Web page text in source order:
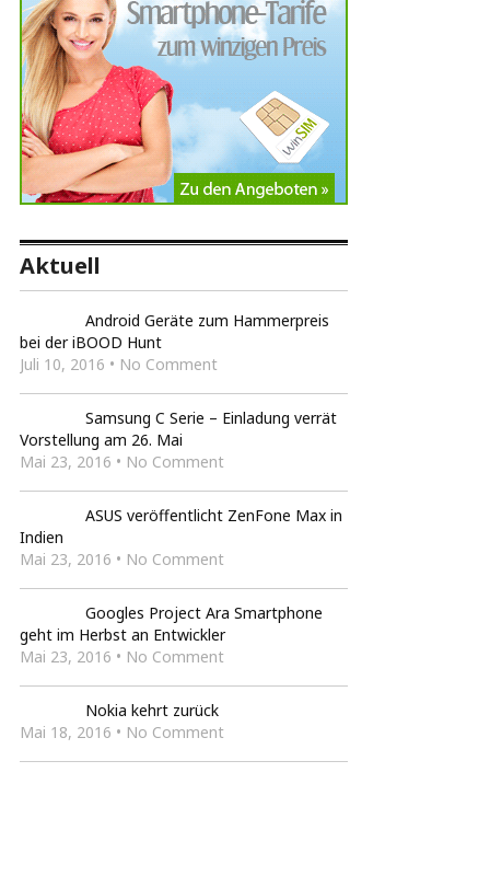
Aktuell
Android Geräte zum Hammerpreis
bei der iBOOD Hunt
Juli 10, 2016 • No Comment
Samsung C Serie – Einladung verrät
Vorstellung am 26. Mai
Mai 23, 2016 • No Comment
ASUS veröffentlicht ZenFone Max in
Indien
Mai 23, 2016 • No Comment
Googles Project Ara Smartphone
geht im Herbst an Entwickler
Mai 23, 2016 • No Comment
Nokia kehrt zurück
Mai 18, 2016 • No Comment